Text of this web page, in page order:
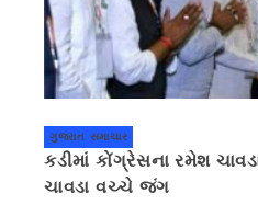
ગુજરાત સમાચાર
કડીમાં કોંગ્રેસના રમેશ
ચાવડા વચ્ચે જંગ